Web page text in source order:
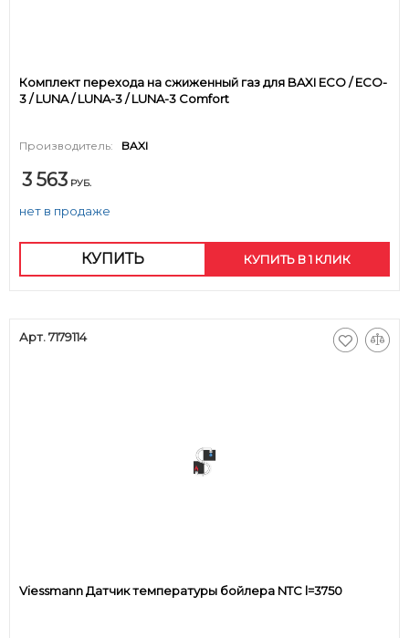
Комплект перехода на сжиженный газ для BAXI ECO / ECO-
3 / LUNA / LUNA-3 / LUNA-3 Comfort
Производитель: BAXI
3 563 РУБ.
нет в продаже
КУПИТЬ КУПИТЬ В 1 КЛИК
Арт. 7179114
Viessmann Датчик температуры бойлера NTC l=3750